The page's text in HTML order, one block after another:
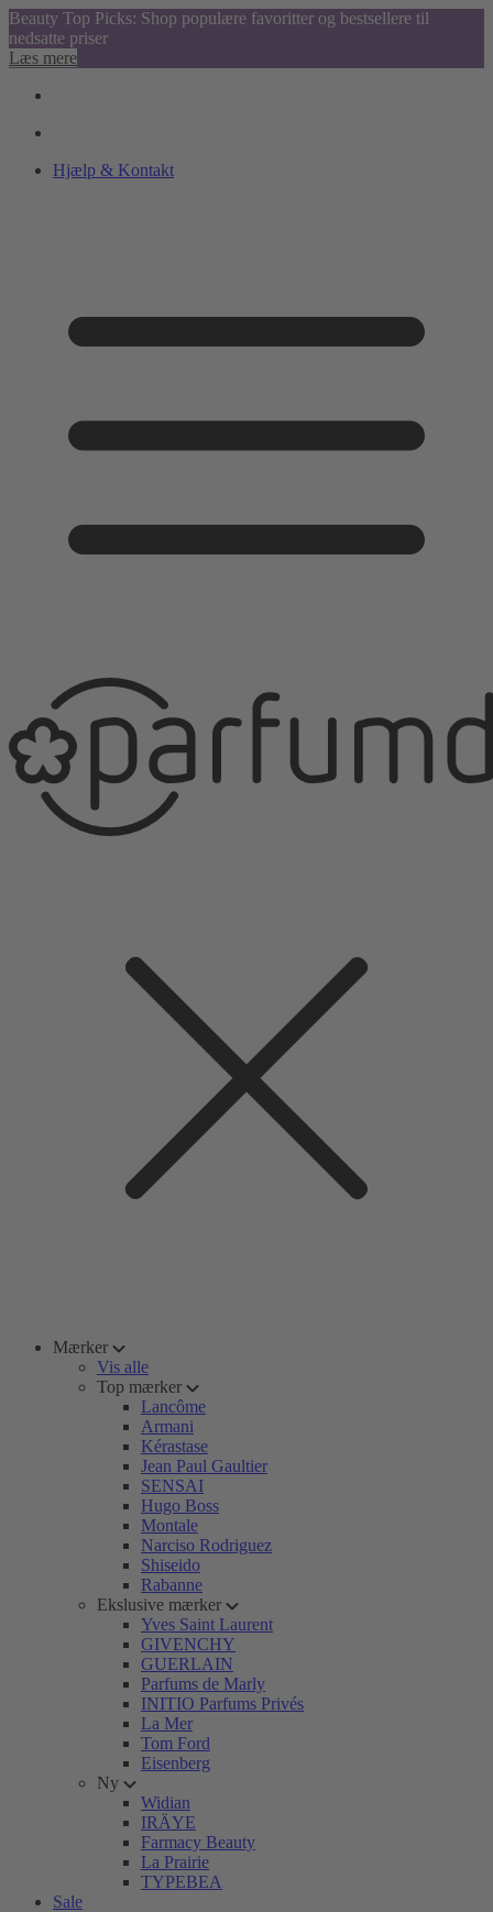
Beauty Top Picks: Shop populære favoritter og bestsellere til
nedsatte priser
Læs mere
Hjælp & Kontakt
Mærker
Vis alle
Top mærker
Lancôme
Armani
Kérastase
Jean Paul Gaultier
SENSAI
Hugo Boss
Montale
Narciso Rodriguez
Shiseido
Rabanne
Ekslusive mærker
Yves Saint Laurent
GIVENCHY
GUERLAIN
Parfums de Marly
INITIO Parfums Privés
La Mer
Tom Ford
Eisenberg
Ny
Widian
IRÄYE
Farmacy Beauty
La Prairie
TYPEBEA
Sale